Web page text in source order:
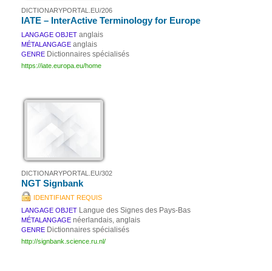
DICTIONARYPORTAL.EU/206
IATE – InterActive Terminology for Europe
LANGAGE OBJET anglais
MÉTALANGAGE anglais
GENRE Dictionnaires spécialisés
https://iate.europa.eu/home
DICTIONARYPORTAL.EU/302
NGT Signbank
IDENTIFIANT REQUIS
LANGAGE OBJET Langue des Signes des Pays-Bas
MÉTALANGAGE néerlandais, anglais
GENRE Dictionnaires spécialisés
http://signbank.science.ru.nl/